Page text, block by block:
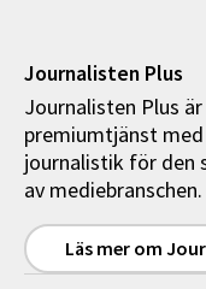
Journalisten Plus
Journalisten Plus
premiumtjänst
journalistik för den
av mediebranschen.
Läs mer om